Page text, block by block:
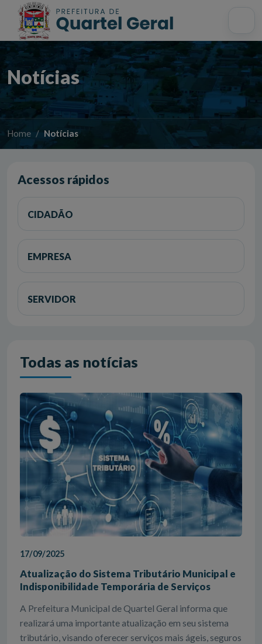
Acessibilidade InícioMapa do site
Notícias
Home Notícias
Acessos rápidos
CIDADÃO
EMPRESA
SERVIDOR
Todas as notícias
17/09/2025
Atualização do Sistema Tributário Municipal e
Indisponibilidade Temporária de Serviços
A Prefeitura Municipal de Quartel Geral informa que
realizará uma importante atualização em seu sistema
tributário, visando oferecer serviços mais ágeis, seguros